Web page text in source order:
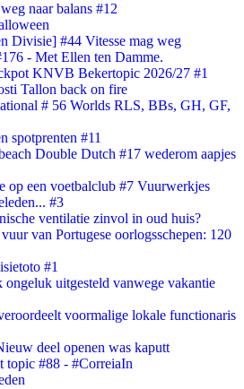
naar balans #12
Divisie] #44 Vitesse mag weg
- Met Ellen ten Damme.
KNVB Bekertopic 2026/27 #1
Tallon back on fire
# 56 Worlds RLS, BBs, GH, GF,
spotprenten #11
Double Dutch #17 wederom aapjes
op een voetbalclub #7 Vuurwerkjes
#3
ventilatie zinvol in oud huis?
van Portugese oorlogsschepen: 120
#1
ongeluk uitgesteld vanwege vakantie
voormalige lokale functionaris
deel openen was kaputt
topic #88 - #CorreiaIn